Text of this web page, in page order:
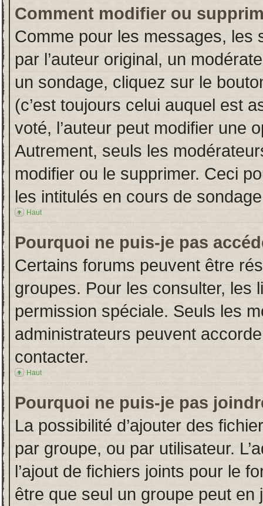
Comment modifier ou
Comme pour les messages, les
par l’auteur original, un
un sondage, cliquez sur le
(c’est toujours celui auquel est
voté, l’auteur peut modifier une
Autrement, seuls les
modifier ou le supprimer. Ceci
les intitulés en cours de
Haut
Pourquoi ne puis-je pas
Certains forums peuvent être
groupes. Pour les consulter, les
permission spéciale. Seuls les
administrateurs peuvent
contacter.
Haut
Pourquoi ne puis-je pas
La possibilité d’ajouter des
par groupe, ou par utilisateur.
l’ajout de fichiers joints pour le
être que seul un groupe peut en